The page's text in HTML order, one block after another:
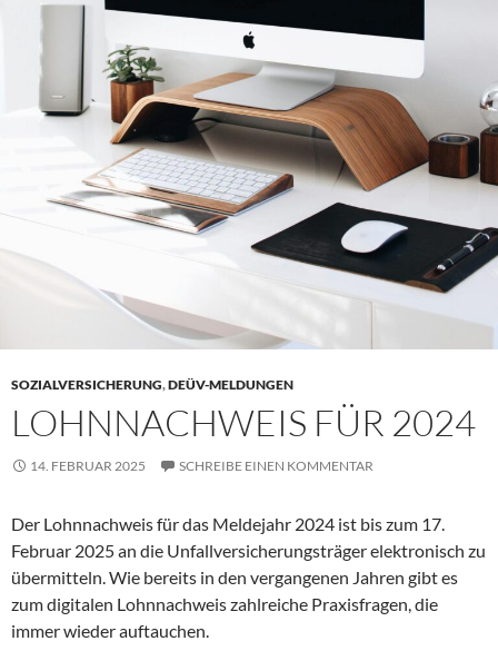
SOZIALVERSICHERUNG,DEÜV-MELDUNGEN
LOHNNACHWEIS FÜR 2024
14. FEBRUAR 2025 SCHREIBE EINEN KOMMENTAR
Der Lohnnachweis für das Meldejahr 2024 ist bis zum 17.
Februar 2025 an die Unfallversicherungsträger elektronisch zu
übermitteln. Wie bereits in den vergangenen Jahren gibt es
zum digitalen Lohnnachweis zahlreiche Praxisfragen, die
immer wieder auftauchen.